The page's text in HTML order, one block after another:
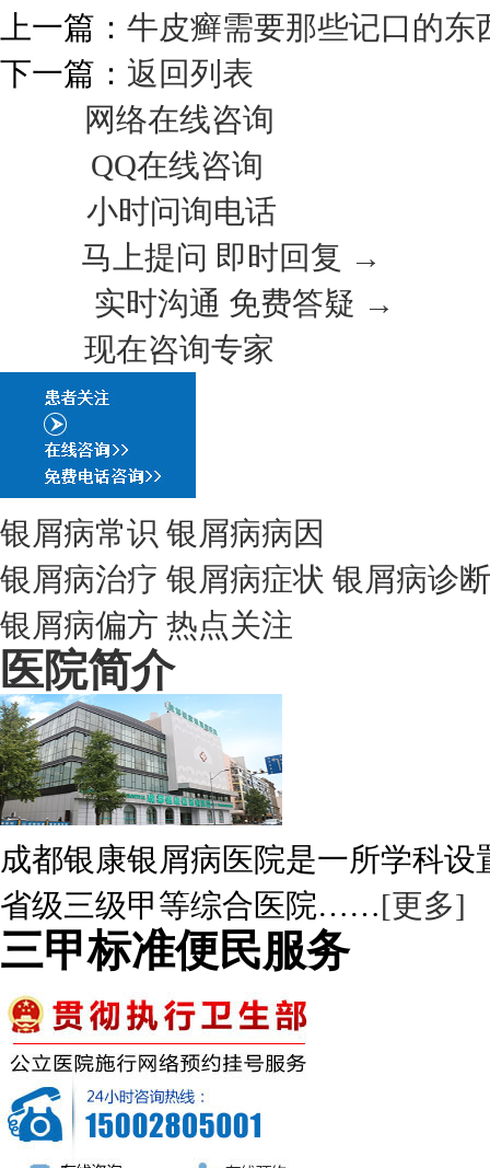
上一篇： 牛皮癣需要那些记口的东
下一篇： 返回列表
网络在线咨询
QQ在线咨询
小时问询电话
马上提问 即时回复 →
实时沟通 免费答疑 →
现在咨询专家
银屑病常识 银屑病病因
银屑病治疗 银屑病症状 银屑病诊断
银屑病偏方 热点关注
医院简介
成都银康银屑病医院是一所学科
省级三级甲等综合医院……[更多]
三甲标准便民服务